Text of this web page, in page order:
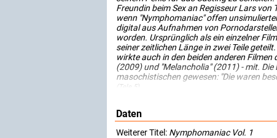
Freundin beim Sex an Regisseur Lars von
wenn "Nymphomaniac" offen
digital aus Aufnahmen von
worden. Ursprünglich als ein einzelner
seiner zeitlichen Länge in zwei Teile
wirkte auch in den beiden anderen Filmen
(2009) und "Melancholia" (2011) - mit.
masochistischen gewesen: "Die waren
(Tele 5)
Daten
Weiterer Titel: Nymphomaniac Vol. 1